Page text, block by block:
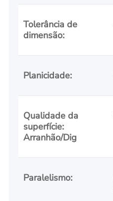
Tolerância de
dimensão:
Planicidade:
Qualidade da
superfície:
Arranhão/Dig
Paralelismo: